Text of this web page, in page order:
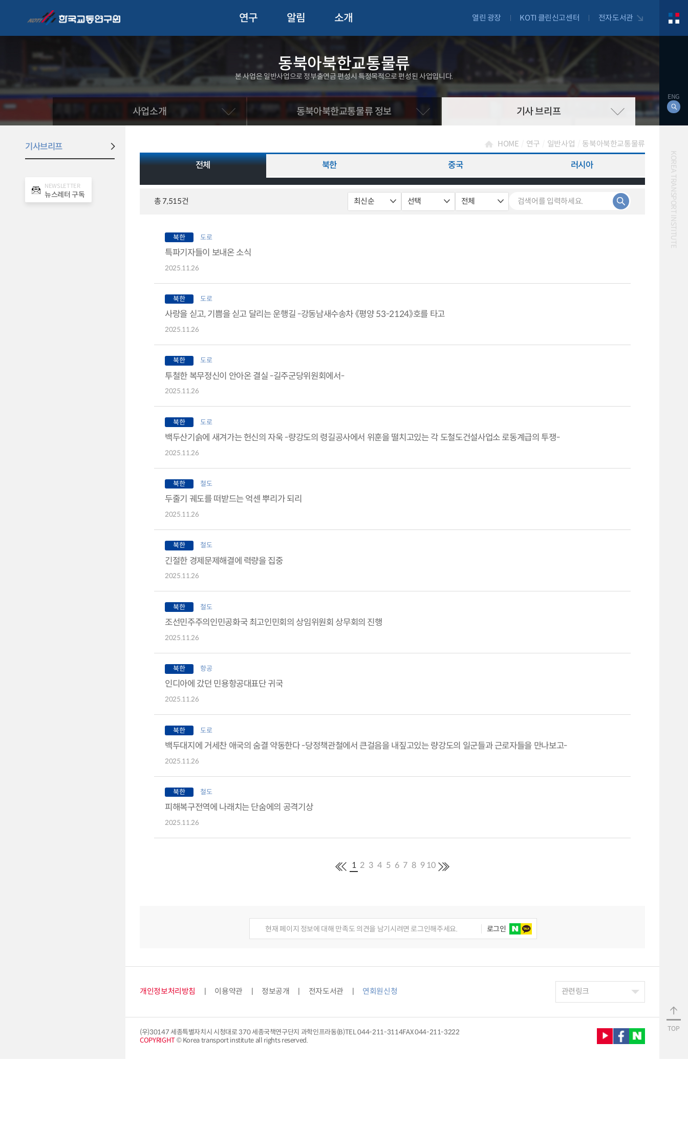
연구 알림 소개 열린 광장 KOTI 클린신고센터 전자도서관
동북아북한교통물류
본 사업은 일반사업으로 정부출연금 편성시 특정목적으로 편성된 사업입니다.
사업소개 동북아북한교통물류 정보 기사 브리프
기사브리프
NEWSLETTER
뉴스레터 구독
HOME 연구 일반사업 동북아북한교통물류
전체 북한 중국 러시아
총 7,515건
북한 도로
특파기자들이 보내온 소식
2025.11.26
북한 도로
사랑을 싣고, 기쁨을 싣고 달리는 운행길 -강동남새수송차 《평양 53-2124》호를 타고
2025.11.26
북한 도로
투철한 복무정신이 안아온 결실 -길주군당위원회에서-
2025.11.26
북한 도로
백두산기슭에 새겨가는 헌신의 자욱 -량강도의 령길공사에서 위훈을 떨치고있는 각 도철도건설사업소 로동계급의 투쟁-
2025.11.26
북한 철도
두줄기 궤도를 떠받드는 억센 뿌리가 되리
2025.11.26
북한 철도
긴절한 경제문제해결에 력량을 집중
2025.11.26
북한 철도
조선민주주의인민공화국 최고인민회의 상임위원회 상무회의 진행
2025.11.26
북한 항공
인디아에 갔던 민용항공대표단 귀국
2025.11.26
북한 도로
백두대지에 거세찬 애국의 숨결 약동한다 -당정책관철에서 큰걸음을 내짚고있는 량강도의 일군들과 근로자들을 만나보고-
2025.11.26
북한 철도
피해복구전역에 나래치는 단숨에의 공격기상
2025.11.26
1 2 3 4 5 6 7 8 9 10
현재 페이지 정보에 대해 만족도 의견을 남기시려면 로그인해주세요. 로그인
개인정보처리방침 이용약관 정보공개 전자도서관 연회원신청 관련링크
(우)30147 세종특별자치시 시청대로 370 세종국책연구단지 과학인프라동(B)TEL044-211-3114FAX 044-211-3222
COPYRIGHT© Korea transport institute all rights reserved.
ENG
KOREA TRANSPORT INSTITUTE
TOP
교통혼잡비용